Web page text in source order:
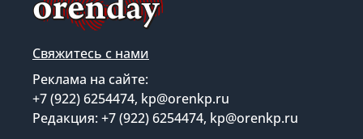
Свяжитесь с нами
Реклама на сайте:
+7 (922) 6254474, kp@orenkp.ru
Редакция: +7 (922) 6254474, kp@orenkp.ru